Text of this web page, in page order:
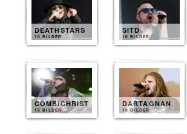
DEATHSTARS
10 BILDER
SITD
10 BILDER
COMBICHRIST
10 BILDER
DARTAGNAN
10 BILDER